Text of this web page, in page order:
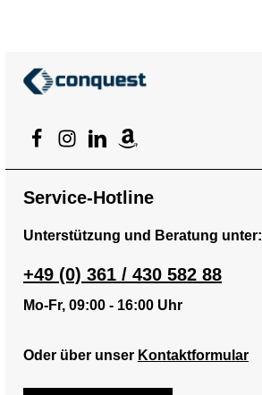
Service-Hotline
Unterstützung und Beratung unter:
+49 (0) 361 / 430 582 88
Mo-Fr, 09:00 - 16:00 Uhr
Oder über unser Kontaktformular